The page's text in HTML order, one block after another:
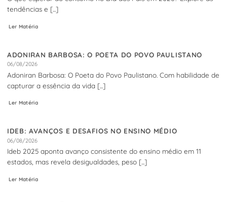
tendências e [...]
Ler Matéria
ADONIRAN BARBOSA: O POETA DO POVO PAULISTANO
06/08/2026
Adoniran Barbosa: O Poeta do Povo Paulistano. Com habilidade de
capturar a essência da vida [...]
Ler Matéria
IDEB: AVANÇOS E DESAFIOS NO ENSINO MÉDIO
06/08/2026
Ideb 2025 aponta avanço consistente do ensino médio em 11
estados, mas revela desigualdades, peso [...]
Ler Matéria